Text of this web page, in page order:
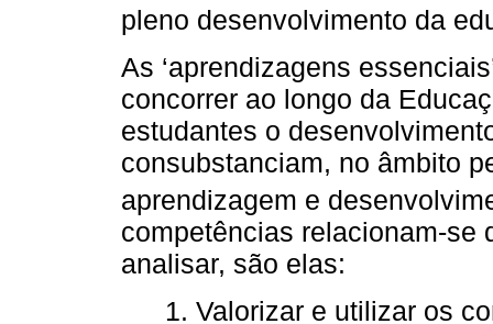
pleno desenvolvimento da
As ‘aprendizagens
concorrer ao longo da
estudantes o
consubstanciam, no âmbito
aprendizagem e
competências relacionam-se
analisar, são elas:
1. Valorizar e utilizar os